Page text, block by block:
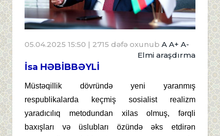
05.04.2025 15:50 | 2715 dəfə oxunub A A+ A-
Elmi araşdırma
İsa HƏBİBBƏYLİ
Müstəqillik dövründə yeni yaranmış
respublikalarda keçmiş sosialist realizm
yaradıcılıq metodundan xilas olmuş, fərqli
baxışları və üslubları özündə əks etdirən